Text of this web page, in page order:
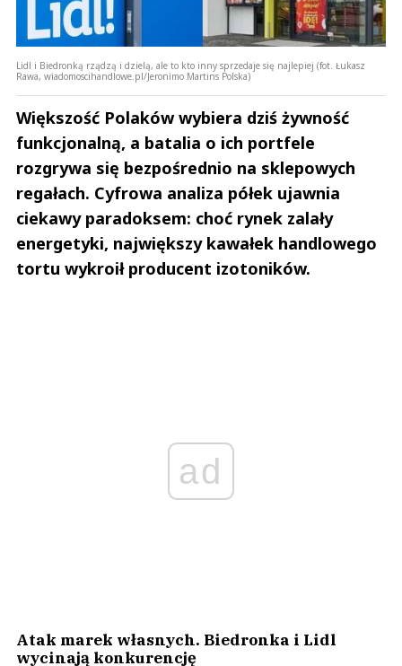
Lidl i Biedronką rządzą i dzielą, ale to kto inny sprzedaje się najlepiej (fot. Łukasz
Rawa, wiadomoscihandlowe.pl/Jeronimo Martins Polska)
Większość Polaków wybiera dziś żywność
funkcjonalną, a batalia o ich portfele
rozgrywa się bezpośrednio na sklepowych
regałach. Cyfrowa analiza półek ujawnia
ciekawy paradoksem: choć rynek zalały
energetyki, największy kawałek handlowego
tortu wykroił producent izotoników.
ad
Atak marek własnych. Biedronka i Lidl
wycinają konkurencję